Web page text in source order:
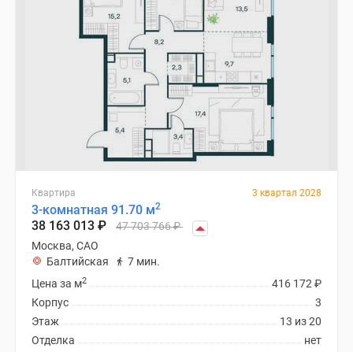
Квартира 3 квартал 2028
3-комнатная 91.70 м2
38 163 013 ₽ 47 703 766₽
Москва, САО
Балтийская
7 мин.
416 172 ₽
Цена за м2
3
Корпус
13 из 20
Этаж
нет
Отделка